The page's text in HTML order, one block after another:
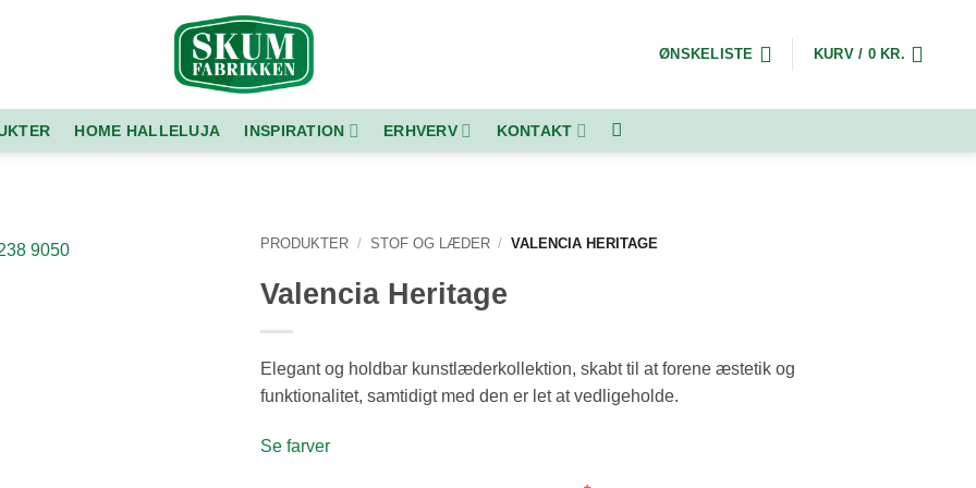
ØNSKELISTE KURV / 0 KR.
HOME HALLELUJA INSPIRATION ERHVERV KONTAKT
PRODUKTER / STOF OG LÆDER / VALENCIA HERITAGE
Valencia Heritage
Elegant og holdbar kunstlæderkollektion, skabt til at forene æstetik og
funktionalitet, samtidigt med den er let at vedligeholde.
Se farver